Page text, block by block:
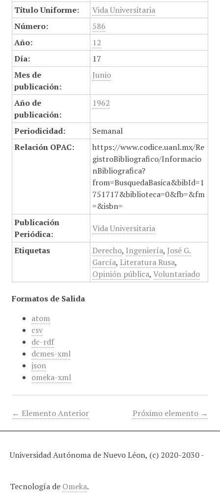
Título Uniforme:
Vida Universitaria
Número:
586
Año:
12
Día:
17
Mes de
publicación:
Junio
Año de
publicación:
1962
Periodicidad:
Semanal
Relación OPAC:
https://www.codice.uanl.mx/Re
gistroBibliografico/Informacio
nBibliografica?
from=BusquedaBasica&bibId=1
751717&biblioteca=0&fb=&fm
=&isbn=
Publicación
Periódica:
Vida Universitaria
Etiquetas Derecho, Ingeniería, José G.
García, Literatura Rusa,
Opinión pública, Voluntariado
Formatos de Salida
atom
csv
dc-rdf
dcmes-xml
json
omeka-xml
← Elemento Anterior Próximo elemento →
Universidad Autónoma de Nuevo Léon, (c) 2020-2030 -
Tecnología de Omeka.